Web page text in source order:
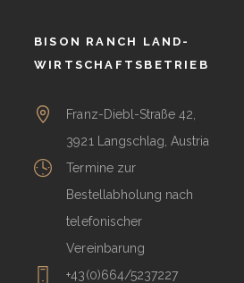
BISON RANCH LAND-
WIRTSCHAFTSBETRIEB
Franz-Diebl-Straße 42,
3921 Langschlag, Austria
Termine zur
Bestellabholung nach
telefonischer
Vereinbarung
+43(0)664/5237227